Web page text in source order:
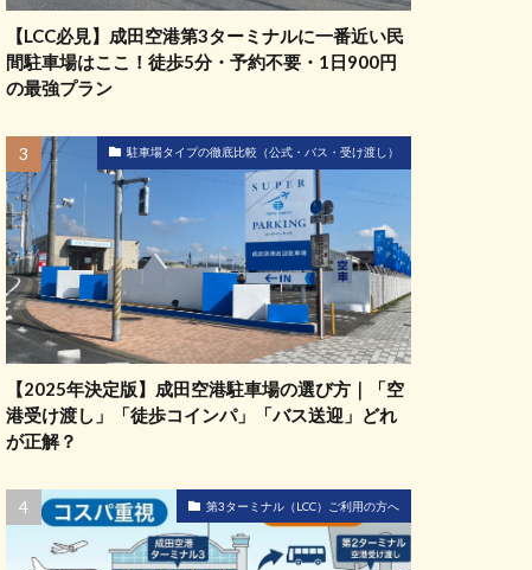
【LCC必見】成田空港第3ターミナルに一番近い民
間駐車場はここ！徒歩5分・予約不要・1日900円
の最強プラン
駐車場タイプの徹底比較（公式・バス・受け渡し）
【2025年決定版】成田空港駐車場の選び方｜「空
港受け渡し」「徒歩コインパ」「バス送迎」どれ
が正解？
第3ターミナル（LCC）ご利用の方へ